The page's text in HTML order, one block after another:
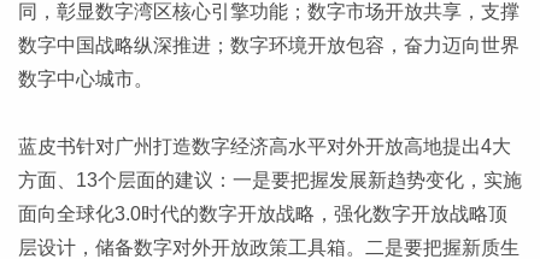
同，彰显数字湾区核心引擎功能；数字市场开放共享，支撑
数字中国战略纵深推进；数字环境开放包容，奋力迈向世界
数字中心城市。
蓝皮书针对广州打造数字经济高水平对外开放高地提出4大
方面、13个层面的建议：一是要把握发展新趋势变化，实施
面向全球化3.0时代的数字开放战略，强化数字开放战略顶
层设计，储备数字对外开放政策工具箱。二是要把握新质生